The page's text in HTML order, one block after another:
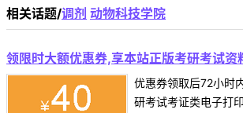
相关话题/调剂 动物科技学院
领限时大额优惠券,享本站正版考研考试资
优惠券领取后72小时
研考试考证类电子打